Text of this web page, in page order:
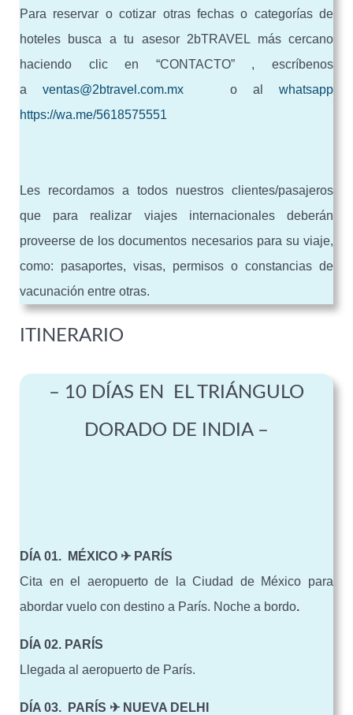
Para reservar o cotizar otras fechas o categorías de
hoteles busca a tu asesor 2bTRAVEL más cercano
haciendo clic en “CONTACTO” , escríbenos
a ventas@2btravel.com.mxo alwhatsapp
https://wa.me/5618575551
Les recordamos a todos nuestros clientes/pasajeros
que para realizar viajes internacionales deberán
proveerse de los documentos necesarios para su viaje,
como: pasaportes, visas, permisos o constancias de
vacunación entre otras.
ITINERARIO
– 10 DÍAS EN EL TRIÁNGULO
DORADO DE INDIA –
DÍA 01. MÉXICO ✈ PARÍS
Cita en el aeropuerto de la Ciudad de México para
abordar vuelo con destino a París. Noche a bordo.
DÍA 02. PARÍS
Llegada al aeropuerto de París.
DÍA 03. PARÍS ✈ NUEVA DELHI